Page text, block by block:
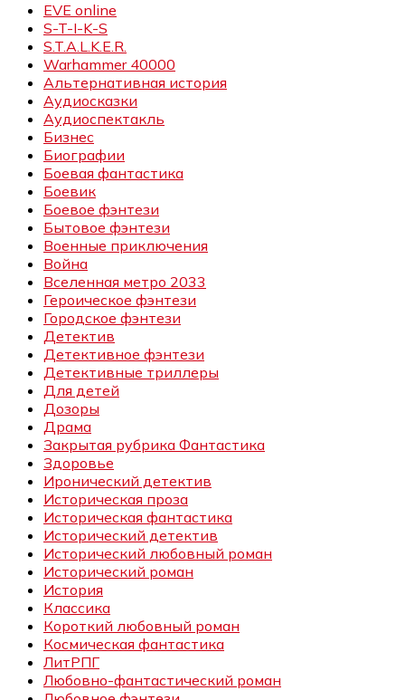
EVE online
S-T-I-K-S
S.T.A.L.K.E.R.
Warhammer 40000
Альтернативная история
Аудиосказки
Аудиоспектакль
Бизнес
Биографии
Боевая фантастика
Боевик
Боевое фэнтези
Бытовое фэнтези
Военные приключения
Война
Вселенная метро 2033
Героическое фэнтези
Городское фэнтези
Детектив
Детективное фэнтези
Детективные триллеры
Для детей
Дозоры
Драма
Закрытая рубрика Фантастика
Здоровье
Иронический детектив
Историческая проза
Историческая фантастика
Исторический детектив
Исторический любовный роман
Исторический роман
История
Классика
Короткий любовный роман
Космическая фантастика
ЛитРПГ
Любовно-фантастический роман